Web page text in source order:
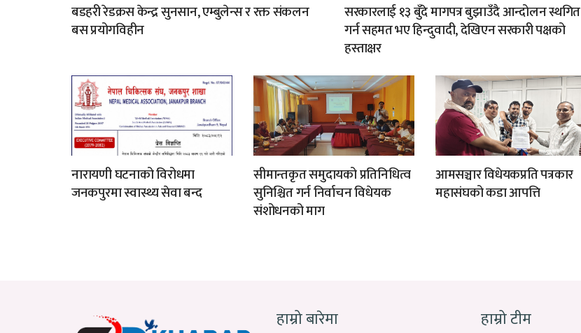
बडहरी रेडक्रस केन्द्र सुनसान, एम्बुलेन्स र रक्त संकलन
बस प्रयोगविहीन
सरकारलाई १३ बुँदे मागपत्र बुझाउँदै आन्दोलन स्थगित
गर्न सहमत भए हिन्दुवादी, देखिएन सरकारी पक्षको
हस्ताक्षर
नारायणी घटनाको विरोधमा
जनकपुरमा स्वास्थ्य सेवा बन्द
सीमान्तकृत समुदायको प्रतिनिधित्व
सुनिश्चित गर्न निर्वाचन विधेयक
संशोधनको माग
आमसञ्चार विधेयकप्रति पत्रकार
महासंघको कडा आपत्ति
हाम्रो बारेमा हाम्रो टीम